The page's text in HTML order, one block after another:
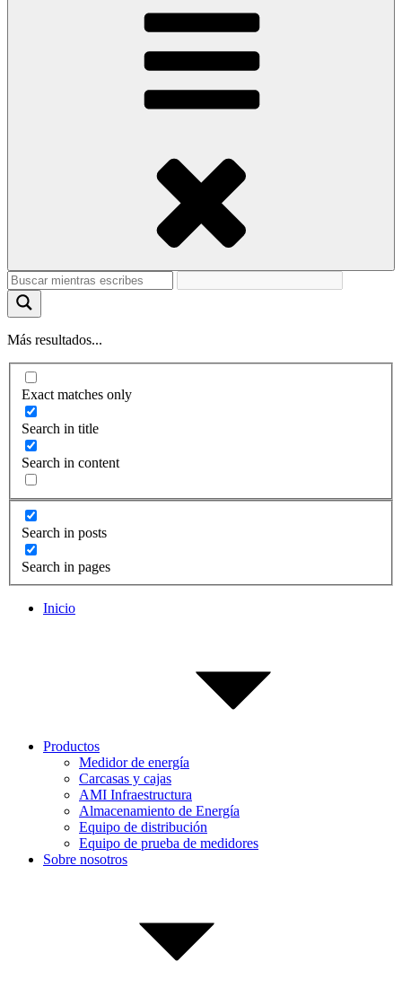
Más resultados...
Exact matches only
Search in title
Search in content
Search in posts
Search in pages
Inicio
Productos
Medidor de energía
Carcasas y cajas
AMI Infraestructura
Almacenamiento de Energía
Equipo de distribución
Equipo de prueba de medidores
Sobre nosotros